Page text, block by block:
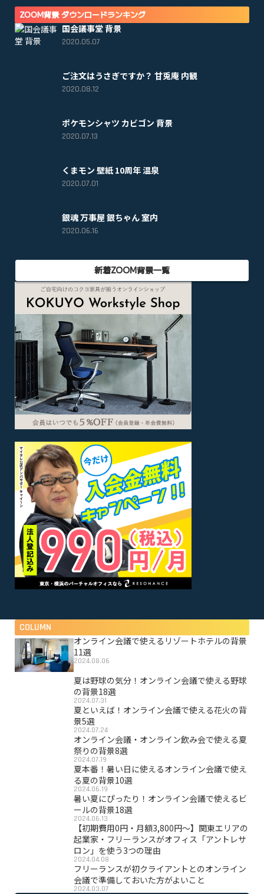
ZOOM背景 ダウンロードランキング
国会議事堂 背景
2020.05.07
ご注文はうさぎですか？ 甘兎庵 内観
2020.08.12
ポケモンシャツ カビゴン 背景
2020.07.13
くまモン 壁紙 10周年 温泉
2020.07.01
銀魂 万事屋 銀ちゃん 室内
2020.06.16
新着ZOOM背景一覧
COLUMN
オンライン会議で使えるリゾートホテルの背景
11選
2024.08.06
夏は野球の気分！オンライン会議で使える野球
の背景18選
2024.07.31
夏といえば！オンライン会議で使える花火の背
景5選
2024.07.24
オンライン会議・オンライン飲み会で使える夏
祭りの背景8選
2024.07.19
夏本番！暑い日に使えるオンライン会議で使え
る夏の背景10選
2024.06.19
暑い夏にぴったり！オンライン会議で使えるビ
ールの背景18選
2024.06.13
【初期費用0円・月額3,800円〜】関東エリアの
起業家・フリーランスがオフィス「アントレサ
ロン」を使う3つの理由
2024.04.08
フリーランスが初クライアントとのオンライン
会議で準備しておいた方がよいこと
2024.03.07